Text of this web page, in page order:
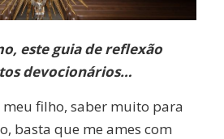
este guia de reflexão
devocionários…
meu filho, saber muito para
basta que me ames com